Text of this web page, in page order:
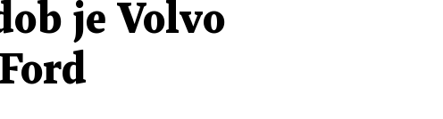
je Volvo